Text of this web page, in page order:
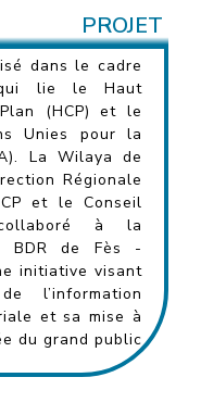
PROJET
dans le cadre
lie le Haut
(HCP) et le
Unies pour la
La Wilaya de
Régionale
et le Conseil
à la
BDR de Fès -
initiative visant
l’information
et sa mise à
du grand public.